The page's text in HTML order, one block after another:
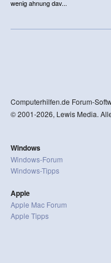
wenig ahnung dav...
Computerhilfen.de Forum-
© 2001-2026, Lewis Media.
Windows
Windows-Forum
Windows-Tipps
Apple
Apple Mac Forum
Apple Tipps